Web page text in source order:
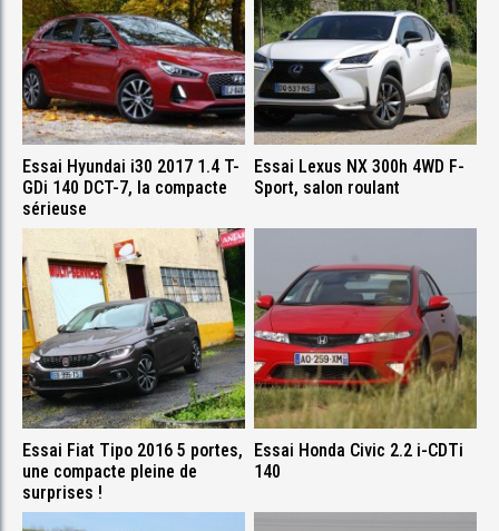
Essai Hyundai i30 2017 1.4 T-
GDi 140 DCT-7, la compacte
sérieuse
Essai Lexus NX 300h 4WD F-
Sport, salon roulant
Essai Fiat Tipo 2016 5 portes,
une compacte pleine de
surprises !
Essai Honda Civic 2.2 i-CDTi
140